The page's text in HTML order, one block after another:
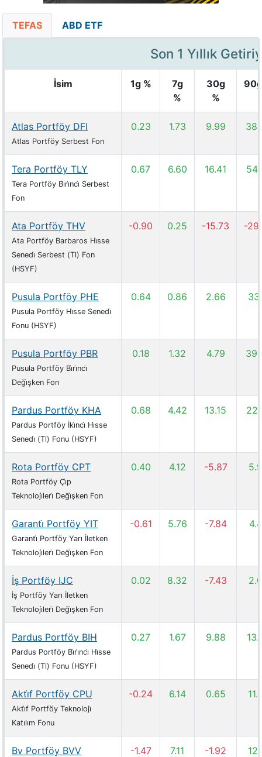
TEFAS ABD ETF
Son 1 Yıllık
İsim 1g %
7g
%
30g
%
Atlas Portföy DFI
Atlas Portföy Serbest Fon
0.23 1.73 9.99
Tera Portföy TLY
Tera Portföy Bi̇ri̇nci̇ Serbest
Fon
0.67 6.60 16.41
Ata Portföy THV
Ata Portföy Barbaros Hi̇sse
Senedi̇ Serbest (Tl) Fon
(HSYF)
-0.90 0.25 -15.73 -
Pusula Portföy PHE
Pusula Portföy Hi̇sse Senedi̇
Fonu (HSYF)
0.64 0.86 2.66
Pusula Portföy PBR
Pusula Portföy Bi̇ri̇nci̇
Deği̇şken Fon
0.18 1.32 4.79
Pardus Portföy KHA
Pardus Portföy İki̇nci̇ Hi̇sse
Senedi̇ (Tl) Fonu (HSYF)
0.68 4.42 13.15
Rota Portföy CPT
Rota Portföy Çi̇p
Teknoloji̇leri̇ Deği̇şken Fon
0.40 4.12 -5.87
Garanti̇ Portföy YIT
Garanti̇ Portföy Yarı İletken
Teknoloji̇leri̇ Deği̇şken Fon
-0.61 5.76 -7.84
İş Portföy IJC
İş Portföy Yarı İletken
Teknoloji̇leri̇ Deği̇şken Fon
0.02 8.32 -7.43
Pardus Portföy BIH
Pardus Portföy Bi̇ri̇nci̇ Hi̇sse
Senedi̇ (Tl) Fonu (HSYF)
0.27 1.67 9.88
Akti̇f Portföy CPU
Akti̇f Portföy Teknoloji̇
Katılım Fonu
-0.24 6.14 0.65
Bv Portföy BVV -1.47 7.11 -1.92